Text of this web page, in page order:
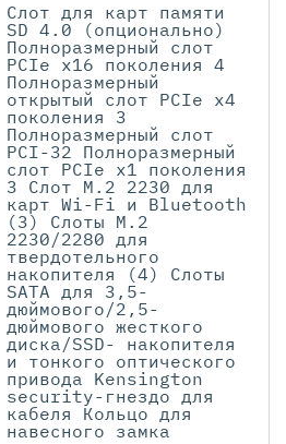
Слот для карт памяти
SD 4.0 (опционально)
Полноразмерный слот
PCIe x16 поколения 4
Полноразмерный
открытый слот PCIe x4
поколения 3
Полноразмерный слот
PCI-32 Полноразмерный
слот PCIe x1 поколения
3 Слот M.2 2230 для
карт Wi-Fi и Bluetooth
(3) Слоты M.2
2230/2280 для
твердотельного
накопителя (4) Слоты
SATA для 3,5-
дюймового/2,5-
дюймового жесткого
диска/SSD- накопителя
и тонкого оптического
привода Kensington
security-гнездо для
кабеля Кольцо для
навесного замка